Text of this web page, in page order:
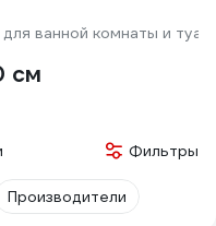
ванной комнаты и
см
Фильтры
Производители